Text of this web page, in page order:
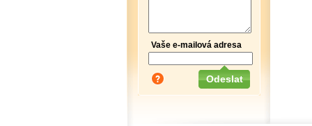
Vaše e-mailová adresa